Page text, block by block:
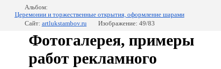
Альбом:
Церемонии и торжественные открытия, оформление шарами
Сайт: artlukstambov.ru Изображение: 49/83
Фотогалерея, примеры
работ рекламного